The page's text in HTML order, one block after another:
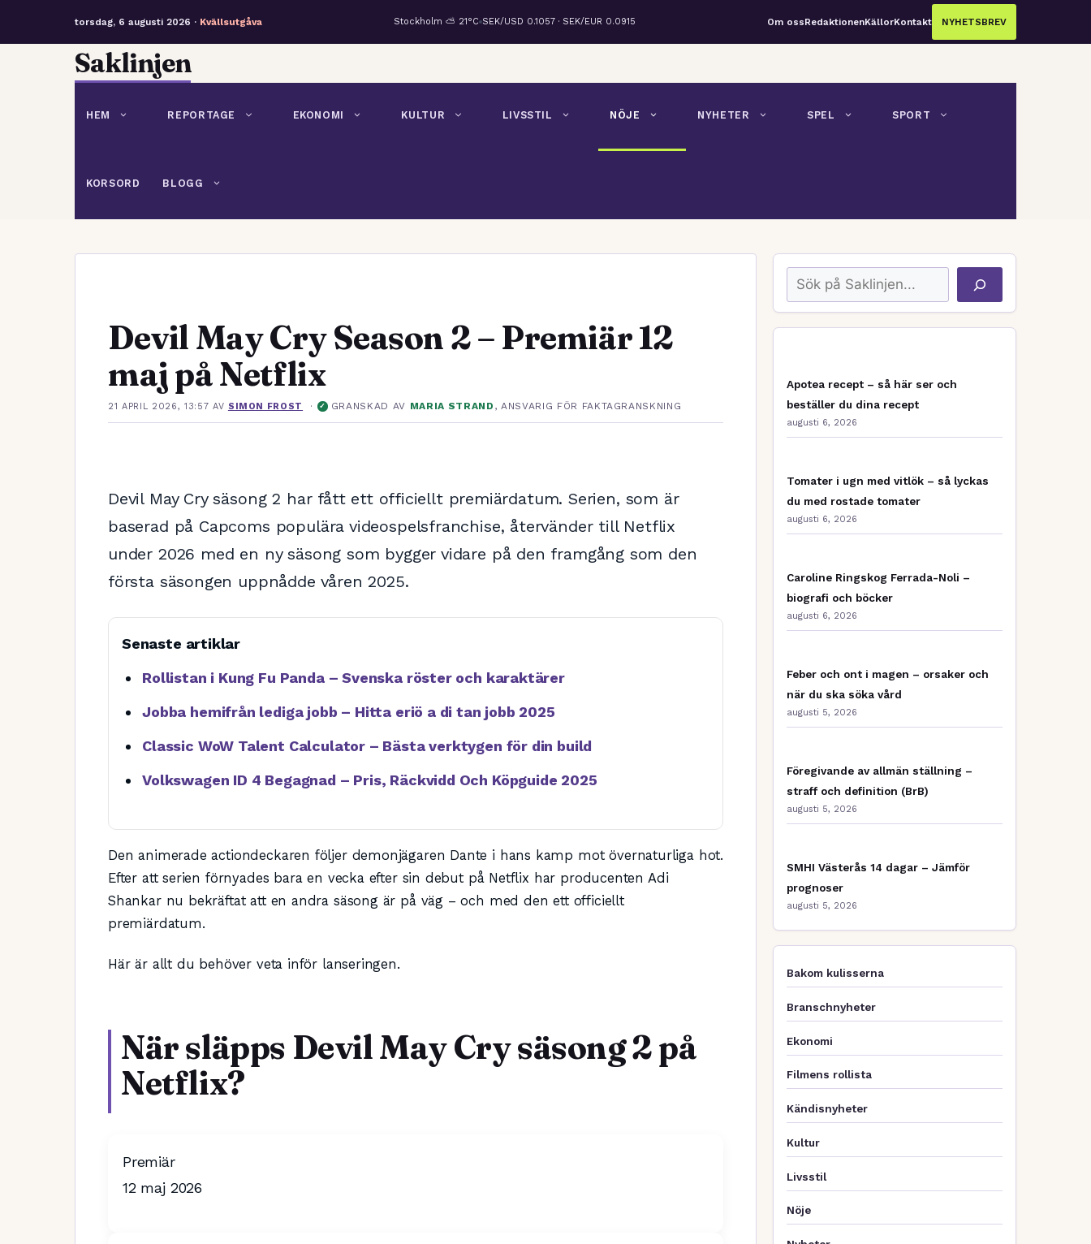
torsdag, 6 augusti 2026 · Kvällsutgåva Stockholm ⛅ 21°C SEK/USD 0.1057 · SEK/EUR 0.0915 Om ossRedaktionenKällorKontakt NYHETSBREV
Saklinjen
HEM REPORTAGE EKONOMI KULTUR LIVSSTIL NÖJE NYHETER SPEL SPORT
KORSORD BLOGG
Devil May Cry Season 2 – Premiär 12
maj på Netflix
21 APRIL 2026, 13:57 AV SIMON FROST · ✓ GRANSKAD AV MARIA STRAND , ANSVARIG FÖR FAKTAGRANSKNING
Devil May Cry säsong 2 har fått ett officiellt premiärdatum. Serien, som är
baserad på Capcoms populära videospelsfranchise, återvänder till Netflix
under 2026 med en ny säsong som bygger vidare på den framgång som den
första säsongen uppnådde våren 2025.
Senaste artiklar
Rollistan i Kung Fu Panda – Svenska röster och karaktärer
Jobba hemifrån lediga jobb – Hitta eriö a di tan jobb 2025
Classic WoW Talent Calculator – Bästa verktygen för din build
Volkswagen ID 4 Begagnad – Pris, Räckvidd Och Köpguide 2025
Den animerade actiondeckaren följer demonjägaren Dante i hans kamp mot övernaturliga hot.
Efter att serien förnyades bara en vecka efter sin debut på Netflix har producenten Adi
Shankar nu bekräftat att en andra säsong är på väg – och med den ett officiellt
premiärdatum.
Här är allt du behöver veta inför lanseringen.
När släpps Devil May Cry säsong 2 på
Netflix?
Premiär
12 maj 2026
Sök
Apotea recept – så här ser och
beställer du dina recept
augusti 6, 2026
Tomater i ugn med vitlök – så lyckas
du med rostade tomater
augusti 6, 2026
Caroline Ringskog Ferrada-Noli –
biografi och böcker
augusti 6, 2026
Feber och ont i magen – orsaker och
när du ska söka vård
augusti 5, 2026
Föregivande av allmän ställning –
straff och definition (BrB)
augusti 5, 2026
SMHI Västerås 14 dagar – Jämför
prognoser
augusti 5, 2026
Bakom kulisserna
Branschnyheter
Ekonomi
Filmens rollista
Kändisnyheter
Kultur
Livsstil
Nöje